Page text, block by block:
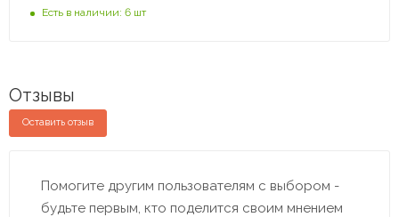
Есть в наличии: 6 шт
Отзывы
Оставить отзыв
Помогите другим пользователям с выбором -
будьте первым, кто поделится своим мнением